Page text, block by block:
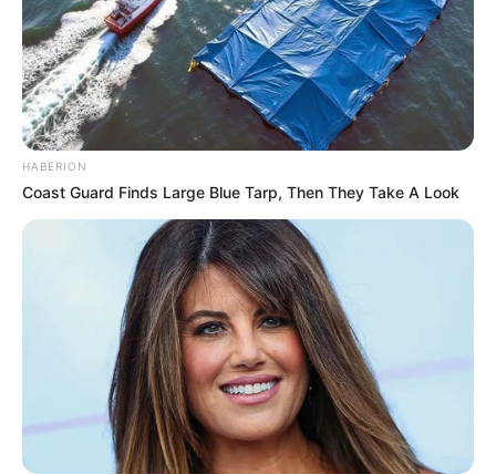
HABERION
Coast Guard Finds Large Blue Tarp, Then They Take A Look